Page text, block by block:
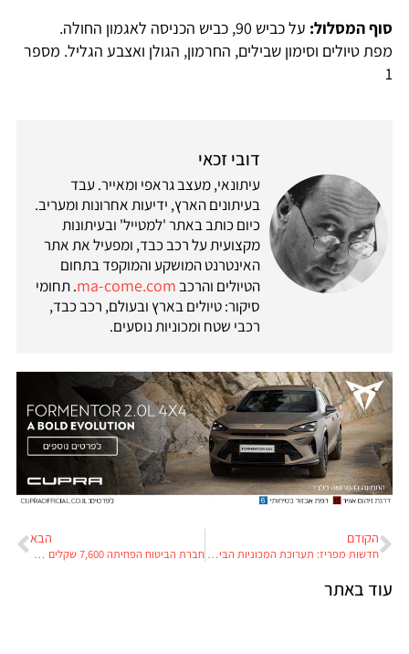
סוף המסלול: על כביש 90, כביש הכניסה לאגמון החולה.
מפת טיולים וסימון שבילים, החרמון, הגולן ואצבע הגליל. מספר
1
דובי זכאי
עיתונאי, מעצב גראפי ומאייר. עבד
בעיתונים הארץ, ידיעות אחרונות ומעריב.
כיום כותב באתר 'למטייל' ובעיתונות
מקצועית על רכב כבד, ומפעיל את אתר
האינטרנט המושקע והמוקפד בתחום
הטיולים והרכבma-come.com. תחומי
סיקור: טיולים בארץ ובעולם, רכב כבד,
רכבי שטח ומכוניות נוסעים.
הקודם
חדשות מפריז: תערוכת המכוניות הבינלאומית
הבא
חברת הביטוח הפחיתה 7,600 שקלים בגלל נזק שלא הוכח
עוד באתר